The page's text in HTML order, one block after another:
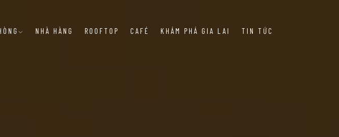
NHÀ HÀNG ROOFTOP CAFÉ KHÁM PHÁ GIA LAI TIN TỨC